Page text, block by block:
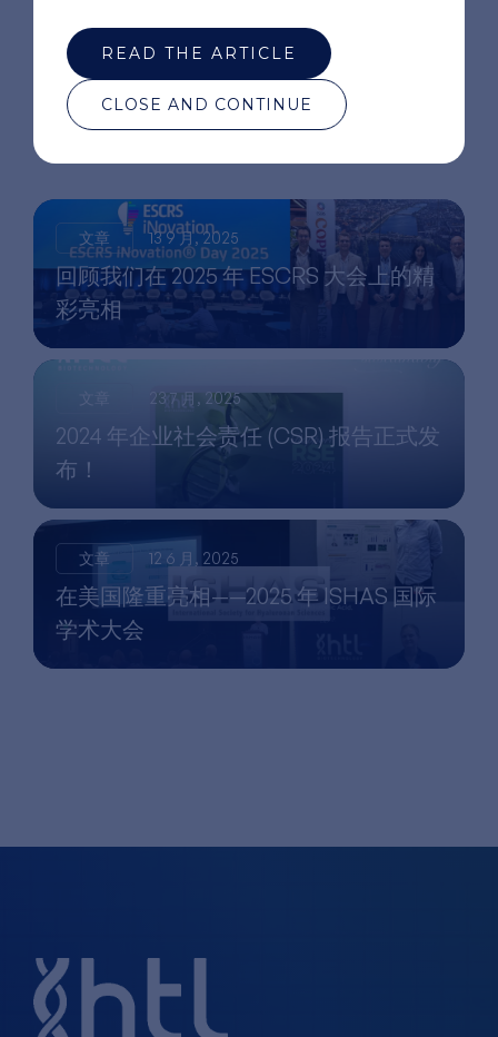
READ THE ARTICLE
CLOSE AND CONTINUE
阅读 更多文章
文章 13 9 月, 2025
回顾我们在 2025 年 ESCRS 大会上的精
彩亮相
文章 23 7 月, 2025
2024 年企业社会责任 (CSR) 报告正式发
布！
文章 12 6 月, 2025
在美国隆重亮相——2025 年 ISHAS 国际
学术大会